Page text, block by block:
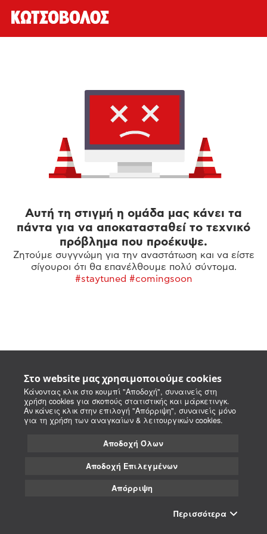
Στο website μας χρησιμοποιούμε cookies
Κάνοντας κλικ στο κουμπί "Αποδοχή", συναινείς στη
χρήση cookies για σκοπούς στατιστικής και μάρκετινγκ.
Αν κάνεις κλικ στην επιλογή "Απόρριψη", συναινείς μόνο
για τη χρήση των αναγκαίων & λειτουργικών cookies.
Αποδοχή Όλων
Αποδοχή Επιλεγμένων
Απόρριψη
Περισσότερα
Αυτή τη στιγμή η ομάδα μας κάνει τα
πάντα για να αποκατασταθεί το τεχνικό
πρόβλημα που προέκυψε.
Ζητούμε συγγνώμη για την αναστάτωση και να είστε
σίγουροι ότι θα επανέλθουμε πολύ σύντομα.
#staytuned #comingsoon